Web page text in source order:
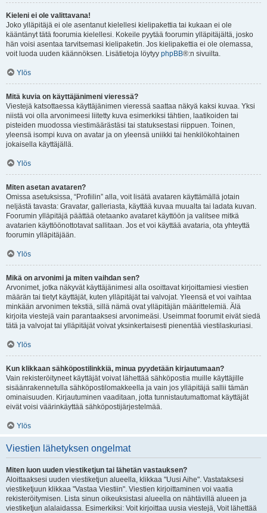
Kieleni ei ole valittavana!
Joko ylläpitäjä ei ole asentanut kielellesi kielipakettia tai kukaan ei ole
kääntänyt tätä foorumia kielellesi. Kokeile pyytää foorumin ylläpitäjältä, josko
hän voisi asentaa tarvitsemasi kielipaketin. Jos kielipakettia ei ole olemassa,
voit luoda uuden käännöksen. Lisätietoja löytyy phpBB®:n sivuilta.
Ylös
Mitä kuvia on käyttäjänimeni vieressä?
Viestejä katsottaessa käyttäjänimen vieressä saattaa näkyä kaksi kuvaa. Yksi
niistä voi olla arvonimeesi liitetty kuva esimerkiksi tähtien, laatikoiden tai
pisteiden muodossa viestimäärästäsi tai statuksestasi riippuen. Toinen,
yleensä isompi kuva on avatar ja on yleensä uniikki tai henkilökohtainen
jokaisella käyttäjällä.
Ylös
Miten asetan avataren?
Omissa asetuksissa, “Profiilin” alla, voit lisätä avataren käyttämällä jotain
neljästä tavasta: Gravatar, galleriasta, käyttää kuvaa muualta tai ladata kuvan.
Foorumin ylläpitäjä päättää otetaanko avataret käyttöön ja valitsee mitkä
avatarien käyttöönottotavat sallitaan. Jos et voi käyttää avataria, ota yhteyttä
foorumin ylläpitäjään.
Ylös
Mikä on arvonimi ja miten vaihdan sen?
Arvonimet, jotka näkyvät käyttäjänimesi alla osoittavat kirjoittamiesi viestien
määrän tai tietyt käyttäjät, kuten ylläpitäjät tai valvojat. Yleensä et voi vaihtaa
minkään arvonimen tekstiä, sillä nämä ovat ylläpitäjän määrittelemiä. Älä
kirjoita viestejä vain parantaaksesi arvonimeäsi. Useimmat foorumit eivät siedä
tätä ja valvojat tai ylläpitäjät voivat yksinkertaisesti pienentää viestilaskuriasi.
Ylös
Kun klikkaan sähköpostilinkkiä, minua pyydetään kirjautumaan?
Vain rekisteröityneet käyttäjät voivat lähettää sähköpostia muille käyttäjille
sisäänrakennetulla sähköpostilomakkeella ja vain jos ylläpitäjä sallii tämän
ominaisuuden. Kirjautuminen vaaditaan, jotta tunnistautumattomat käyttäjät
eivät voisi väärinkäyttää sähköpostijärjestelmää.
Ylös
Viestien lähetyksen ongelmat
Miten luon uuden viestiketjun tai lähetän vastauksen?
Aloittaaksesi uuden viestiketjun alueella, klikkaa "Uusi Aihe". Vastataksesi
viestiketjuun klikkaa "Vastaa Viestiin". Viestien kirjoittaminen voi vaatia
rekisteröitymisen. Lista sinun oikeuksistasi alueella on nähtävillä alueen ja
viestiketjun alalaidassa. Esimerkiksi: Voit kirjoittaa uusia viestejä, Voit lähettää